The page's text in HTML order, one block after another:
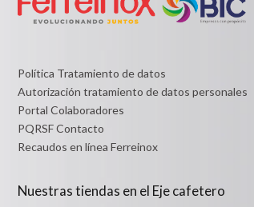
Política Tratamiento de datos
Autorización tratamiento de datos personales
Portal Colaboradores
PQRSF Contacto
Recaudos en línea Ferreinox
Nuestras tiendas en el Eje cafetero